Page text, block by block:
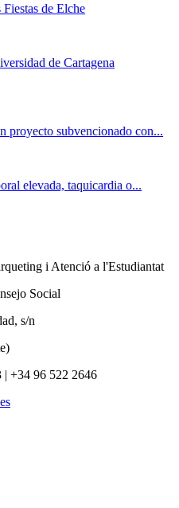
de Elche
de Cartagena
proyecto subvencionado con...
elevada, taquicardia o...
i Atenció a l'Estudiantat
Social
s/n
| +34 96 522 2646